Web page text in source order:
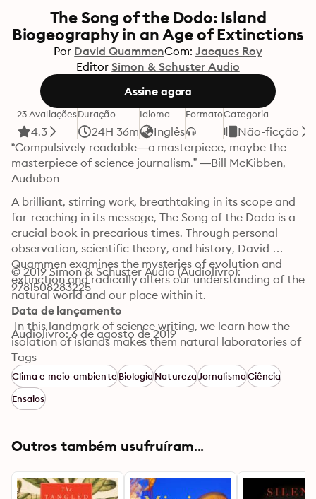
The Song of the Dodo: Island
Biogeography in an Age of Extinctions
Por David QuammenCom: Jacques Roy
Editor Simon & Schuster Audio
Assine agora
23 Avaliações
4.3
Duração
24H 36m
Idioma
Inglês
FormatoCategoria
Não-ficção
“Compulsively readable—a masterpiece, maybe the
masterpiece of science journalism.” —Bill McKibben,
Audubon
A brilliant, stirring work, breathtaking in its scope and
far-reaching in its message, The Song of the Dodo is a
crucial book in precarious times. Through personal
observation, scientific theory, and history, David
Quammen examines the mysteries of evolution and
extinction and radically alters our understanding of the
natural world and our place within it.
In this landmark of science writing, we learn how the
isolation of islands makes them natural laboratories of
evolutionary extravagance, as seen in the dragons of
Komodo, the elephant birds of Madagascar, the giant
tortoises of the Galapagos. But the dark message of
island studies is that isolated ecosystems, whether
Amazon to Yellowstone, are carved into pieces by
more urgent than ever.
© 2019 Simon & Schuster Audio (Audiolivro):
9781508283225
Data de lançamento
Audiolivro: 6 de agosto de 2019
Tags
Clima e meio-ambienteBiologiaNaturezaJornalismoCiência
Ensaios
Outros também usufruíram...